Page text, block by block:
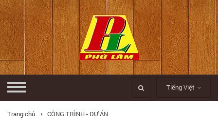
Tiếng Việt
Trang chủ CÔNG TRÌNH - DỰ ÁN